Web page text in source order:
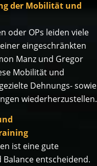
der Mobilität und
oder OPs leiden viele
eingeschränkten
Manz und Gregor
Mobilität und
Dehnungs- sowie
wiederherzustellen.
ist eine gute
entscheidend.